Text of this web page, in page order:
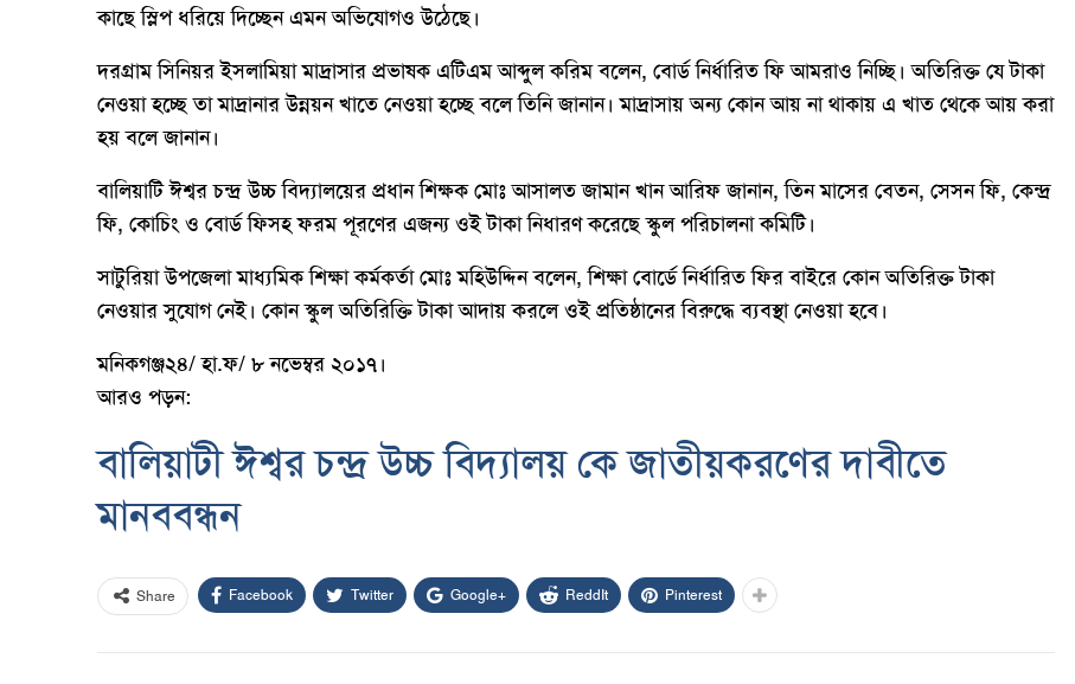
কাছে স্লিপ ধরিয়ে দিচ্ছেন এমন অভিযোগও উঠেছে।
দরগ্রাম সিনিয়র ইসলামিয়া মাদ্রাসার প্রভাষক এটিএম আব্দুল করিম বলেন, বোর্ড নির্ধারিত ফি আমরাও নিচ্ছি। অতিরিক্ত যে টাকা
নেওয়া হচ্ছে তা মাদ্রানার উন্নয়ন খাতে নেওয়া হচ্ছে বলে তিনি জানান। মাদ্রাসায় অন্য কোন আয় না থাকায় এ খাত থেকে আয় করা
হয় বলে জানান।
বালিয়াটি ঈশ্বর চন্দ্র উচ্চ বিদ্যালয়ের প্রধান শিক্ষক মোঃ আসালত জামান খান আরিফ জানান, তিন মাসের বেতন, সেসন ফি, কেন্দ্র
ফি, কোচিং ও বোর্ড ফিসহ ফরম পূরণের এজন্য ওই টাকা নিধারণ করেছে স্কুল পরিচালনা কমিটি।
সাটুরিয়া উপজেলা মাধ্যমিক শিক্ষা কর্মকর্তা মোঃ মহিউদ্দিন বলেন, শিক্ষা বোর্ডে নির্ধারিত ফির বাইরে কোন অতিরিক্ত টাকা
নেওয়ার সুযোগ নেই। কোন স্কুল অতিরিক্তি টাকা আদায় করলে ওই প্রতিষ্ঠানের বিরুদ্ধে ব্যবস্থা নেওয়া হবে।
মনিকগঞ্জ২৪/ হা.ফ/ ৮ নভেম্বর ২০১৭।
আরও পড়ন:
বালিয়াটী ঈশ্বর চন্দ্র উচ্চ বিদ্যালয় কে জাতীয়করণের দাবীতে
মানববন্ধন
Share Facebook Twitter Google+ ReddIt Pinterest